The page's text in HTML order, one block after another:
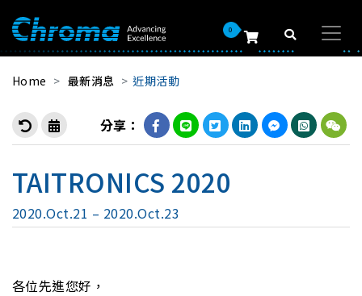
0
Home 最新消息 近期活動
分享：
TAITRONICS 2020
2020.Oct.21 – 2020.Oct.23
各位先進您好，